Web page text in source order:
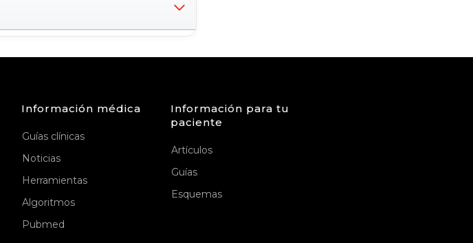
Información médica
Guías clínicas
Noticias
Herramientas
Algoritmos
Pubmed
Información para tu
paciente
Artículos
Guías
Esquemas